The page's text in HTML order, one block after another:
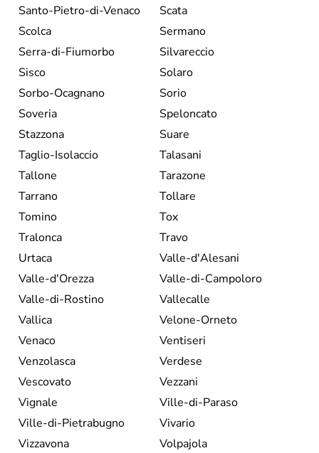
Santo-Pietro-di-Venaco
Scata
Scolca
Sermano
Serra-di-Fiumorbo
Silvareccio
Sisco
Solaro
Sorbo-Ocagnano
Sorio
Soveria
Speloncato
Stazzona
Suare
Taglio-Isolaccio
Talasani
Tallone
Tarazone
Tarrano
Tollare
Tomino
Tox
Tralonca
Travo
Urtaca
Valle-d'Alesani
Valle-d'Orezza
Valle-di-Campoloro
Valle-di-Rostino
Vallecalle
Vallica
Velone-Orneto
Venaco
Ventiseri
Venzolasca
Verdese
Vescovato
Vezzani
Vignale
Ville-di-Paraso
Ville-di-Pietrabugno
Vivario
Vizzavona
Volpajola